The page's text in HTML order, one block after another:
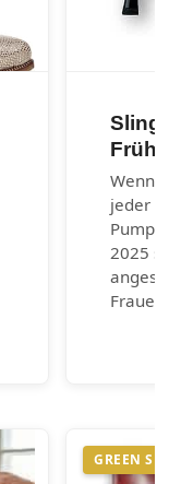
Wenn
jeder
2025
GREEN